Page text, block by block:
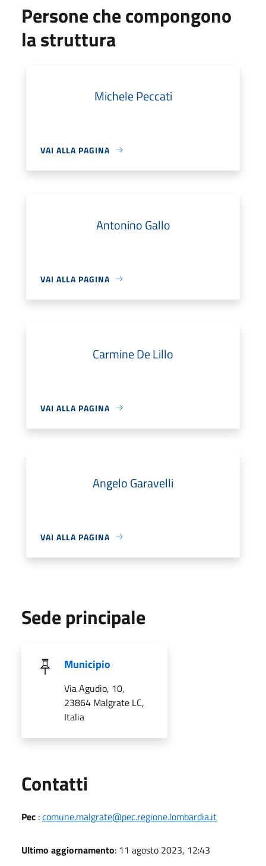
Persone che compongono
la struttura
Michele Peccati
VAI ALLA PAGINA
Antonino Gallo
VAI ALLA PAGINA
Carmine De Lillo
VAI ALLA PAGINA
Angelo Garavelli
VAI ALLA PAGINA
Sede principale
Municipio
Via Agudio, 10,
23864 Malgrate LC,
Italia
Contatti
Pec :comune.malgrate@pec.regione.lombardia.it
Ultimo aggiornamento: 11 agosto 2023, 12:43